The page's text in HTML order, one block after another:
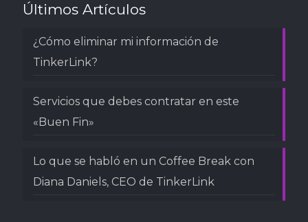
Últimos Artículos
¿Cómo eliminar mi información de
TinkerLink?
Servicios que debes contratar en este
«Buen Fin»
Lo que se habló en un Coffee Break con
Diana Daniels, CEO de TinkerLink